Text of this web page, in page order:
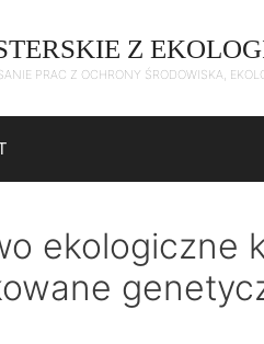
Z
PRAC Z OCHRONY ŚRODOWISKA,
ekologiczne